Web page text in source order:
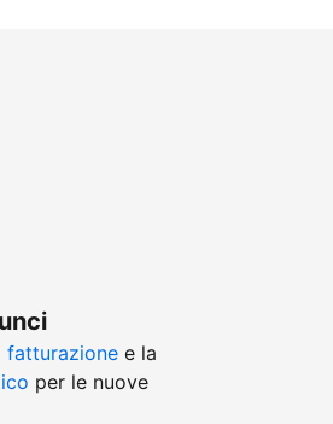
fatturazione e la
per le nuove